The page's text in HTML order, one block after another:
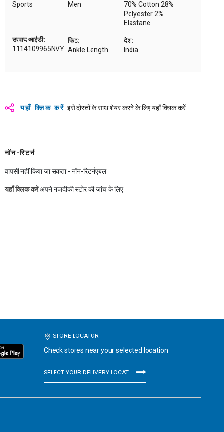
Sports
Men
70% Cotton 28%
Polyester 2%
Elastane
फिट:
Ankle Length
देश:
India
उत्पाद आईडी:
1114109965NVY
यहाँ क्लिक करें इसे दोस्तों के साथ शेयर करने के लिए यहाँ क्लिक करें
नॉन-रिटर्न
वापसी नहीं किया जा सकता - नॉन-रिटर्नएबल
यहाँ क्लिक करेंअपने नजदीकी स्टोर की जांच के लिए
STORE LOCATOR
Check stores near your selected location